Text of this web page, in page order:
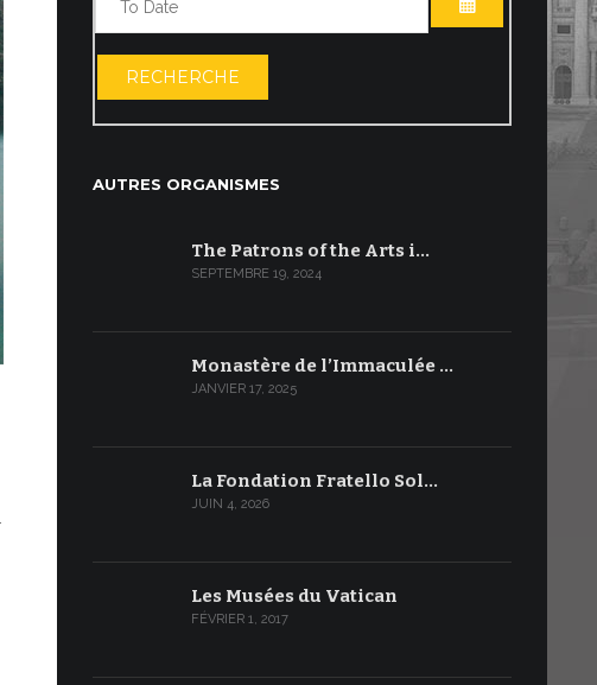
OUVRIR LE
RECHERCHE
AUTRES ORGANISMES
The Patrons of the Arts i…
SEPTEMBRE 19, 2024
Monastère de l’Immaculée …
JANVIER 17, 2025
La Fondation Fratello Sol…
JUIN 4, 2026
Les Musées du Vatican
FÉVRIER 1, 2017